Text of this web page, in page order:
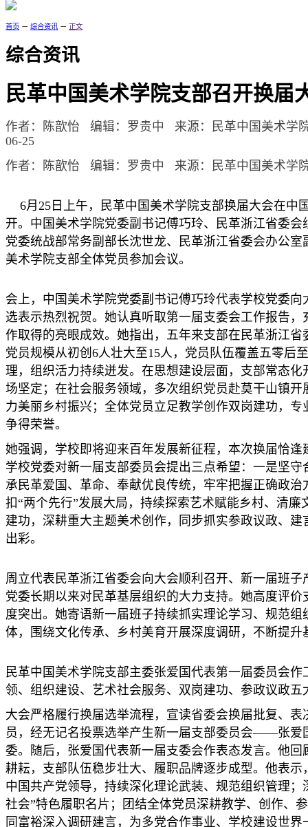
首页 － 综合资讯 － 正文
综合资讯
民革中国美术学院支部召开换届
作者：陈歆怡 编辑：罗贵中 来源：民革中国美术学
06-25
作者：陈歆怡 编辑：罗贵中 来源：民革中国美术学
6月25日上午，民革中国美术学院支部换届大会在中
开。中国美术学院党委副书记傅巧玲、民革浙江省委
党委统战部常务副部长沈世龙、民革浙江省委会办公
美术学院支部全体党员参加会议。
会上，中国美术学院党委副书记傅巧玲代表学校党委
选表示热烈祝贺。她认真听取第一届支委会工作报告，
作取得的亮眼成效。她指出，五年来支部在民革浙江
党员规模从初创6人壮大至15人，党员队伍覆盖五零后
理，组织活力持续迸发。在思想建设层面，支部常态
场坚定；在社会服务领域，多次组织党员赴莫干山镇
力美丽乡村振兴；全体党员立足教学创作双岗建功，
争得荣誉。
她强调，学校即将迎来百年发展新征程，本次换届恰
学校党委对新一届支部委员会提出三点希望：一是坚
承民革爱国、革命、奉献优良传统，牢牢把握正确政
扣“两个先行”发展大局，持续探索艺术赋能乡村、清
建功，深耕重大主题美术创作，同步抓实参政议政、
出彩。
周立代表民革浙江省委会向大会顺利召开、新一届班
党委长期以来对民革基层组织的大力支持。她高度评
度突出。她寄语新一届班子持续抓实理论学习、规范
体，围绕文化传承、乡村美育开展深度调研，不断提升
民革中国美术学院支部主委张爱国代表第一届委员会
领、组织建设、艺术社会服务、双岗建功、参政议政五
大会严格履行换届选举流程，宣读省委会换届批复、
员，经无记名投票选举产生新一届支部委员会——张爱
委。随后，张爱国代表新一届支委会作表态发言。他
耕耘，支部队伍稳步壮大、履职品牌逐步成型。他表
中国共产党领导，持续深化理论武装、规范组织管理
社会”特色履职名片；团结全体党员深耕教学、创作、
同富裕深入调研建言，为多党合作事业、学校建设世